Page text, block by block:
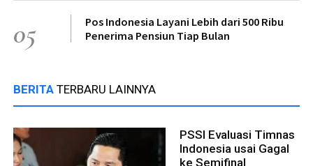
05
Pos Indonesia Layani Lebih dari 500 Ribu
Penerima Pensiun Tiap Bulan
BERITA TERBARU LAINNYA
PSSI Evaluasi Timnas
Indonesia usai Gagal
ke Semifinal